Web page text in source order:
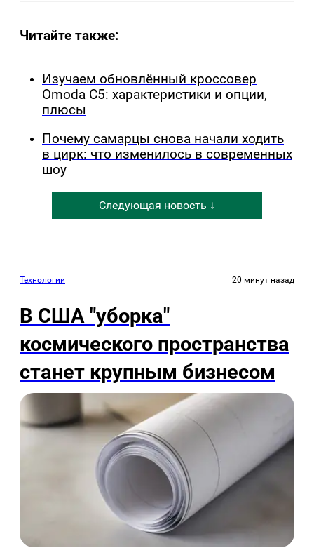
Читайте также:
Изучаем обновлённый кроссовер
Omoda C5: характеристики и опции,
плюсы
Почему самарцы снова начали ходить
в цирк: что изменилось в современных
шоу
Следующая новость ↓
Технологии 20 минут назад
В США "уборка"
космического пространства
станет крупным бизнесом